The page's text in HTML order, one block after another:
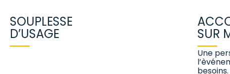
SOUPLESSE
D’USAGE SUR
Une
besoins.